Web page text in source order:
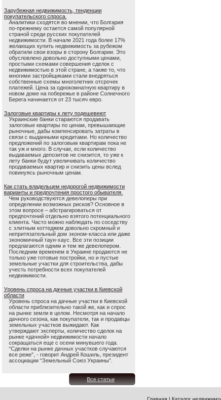
Зарубежная недвижимость, тенденции
покупательского спроса.
Аналитики сходятся во мнении, что Болгария
по-прежнему остается самой популярной
страной среди русских покупателей
недвижимости. В начале 2021 года более 17%
желающих купить недвижимость за рубежом
обратили свои взоры в сторону Болгарии. Это
обусловлено довольно доступными ценами,
простыми схемами совершения сделок с
недвижимостью в этой стране, а также то, что
многими застройщиками стали внедряться
собственные схемы многолетних отсрочек
платежей. Цена за однокомнатную квартиру в
новом доме на побережье в районе Солнечного
Берега начинается от 23 тысяч евро.
Залоговые квартиры к лету подешевеют
Украинские банки стараются продавать
залоговые квартиры по ценам, превышающие
рыночные, дабы компенсировать затраты в
связи с выданными кредитами. Но количество
предложений по залоговым квартирам пока не
так уж и много. В случае, если количество
выдаваемых депозитов не снизится, то уже к
лету банки будут увеличивать количество
продаваемых квартир и снизить цены вслед
повинуясь рыночным ценам.
Как стать владельцем недорогой недвижимости
варианты и предпочтения простого обывателя.
Чем руководствуются девелоперы при
определении возможных рисков? Основное в
этом вопросе – абстрагироваться от
предпочтений отдельно взятого потенциального
клиента. Часто можно наблюдать по соседству
с элитным коттеджем довольно скромный и
непритязательный дом эконом-класса или даже
экономичный таун-хаус. Все эти позиции
предлагаются одним и тем же девелопером.
Последним временем в Украине продаются не
только уже готовые постройки, но и пустые
земельные участки для строительства, дабы
учесть потребности всех покупателей
недвижимости.
Уровень спроса на дачные участки в Киевской
области
Уровень спроса на дачные участки в Киевской
области приблизительно такой же, как и спрос
на рынке земли в целом. Несмотря на начало
дачного сезона, как покупатели, так и продавцы
земельных участков выжидают. Как
утверждают эксперты, количество сделок на
рынке «дачной» недвижимости начало
сокращаться еще с осени минувшего года.
“Сделки на рынке дачных участков случаются
все реже”, - говорит Андрей Кошиль, президент
ассоциации “Земельный Союз Украины”.
Все статьи